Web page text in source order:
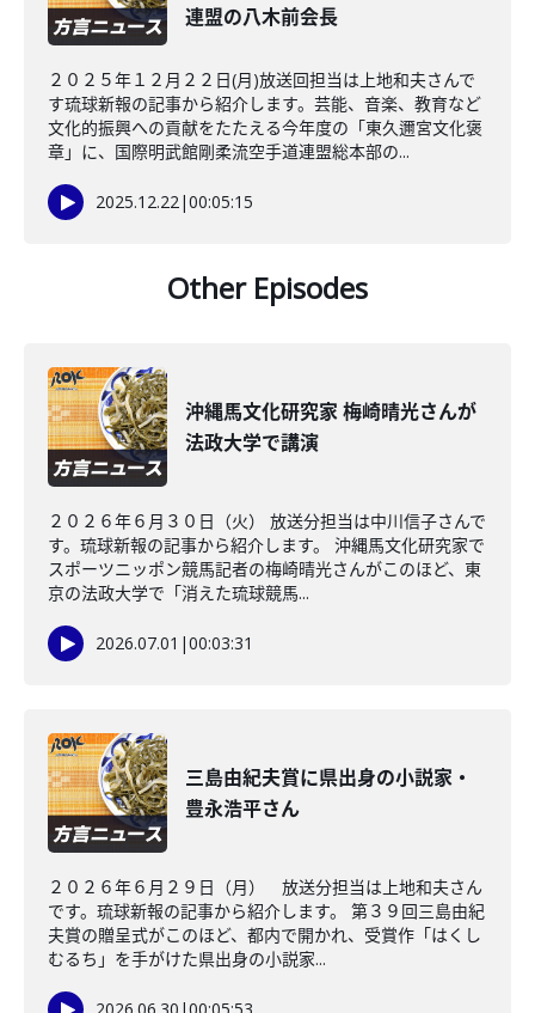
連盟の八木前会長
２０２５年１２月２２日(月)放送回担当は上地和夫さんで
す琉球新報の記事から紹介します。芸能、音楽、教育など
文化的振興への貢献をたたえる今年度の「東久邇宮文化褒
章」に、国際明武館剛柔流空手道連盟総本部の...
2025.12.22|00:05:15
Other Episodes
沖縄馬文化研究家 梅崎晴光さんが
法政大学で講演
２０２６年６月３０日（火） 放送分担当は中川信子さんで
す。琉球新報の記事から紹介します。 沖縄馬文化研究家で
スポーツニッポン競馬記者の梅崎晴光さんがこのほど、東
京の法政大学で「消えた琉球競馬...
2026.07.01 |00:03:31
三島由紀夫賞に県出身の小説家・
豊永浩平さん
２０２６年６月２９日（月） 放送分担当は上地和夫さん
です。琉球新報の記事から紹介します。 第３９回三島由紀
夫賞の贈呈式がこのほど、都内で開かれ、受賞作「はくし
むるち」を手がけた県出身の小説家...